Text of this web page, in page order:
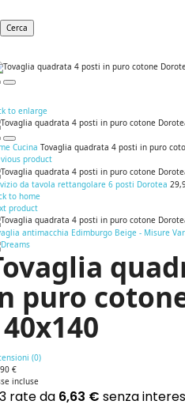
Cerca
to enlarge
Cucina Tovaglia quadrata 4 posti in puro
product
da tavola rettangolare 6 posti Dorotea
to home
product
antimacchia Edimburgo Beige - Misure
puro
(0)
€
incluse